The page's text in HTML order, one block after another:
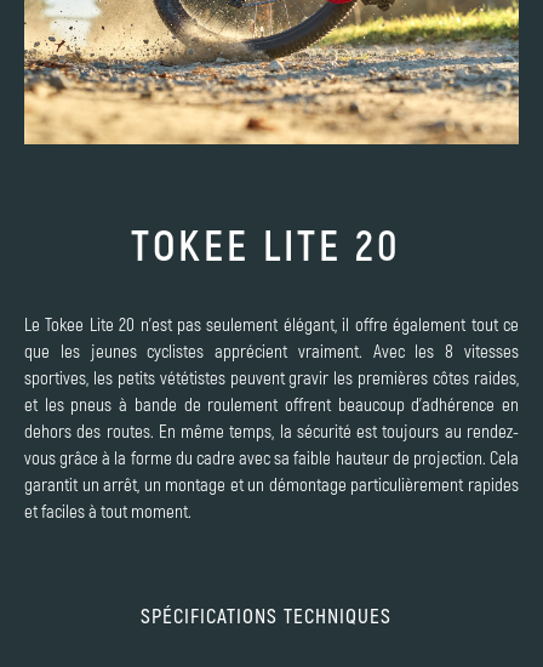
TOKEE LITE 20
Le Tokee Lite 20 n'est pas seulement élégant, il offre également tout ce
que les jeunes cyclistes apprécient vraiment. Avec les 8 vitesses
sportives, les petits vététistes peuvent gravir les premières côtes raides,
et les pneus à bande de roulement offrent beaucoup d'adhérence en
dehors des routes. En même temps, la sécurité est toujours au rendez-
vous grâce à la forme du cadre avec sa faible hauteur de projection. Cela
garantit un arrêt, un montage et un démontage particulièrement rapides
et faciles à tout moment.
SPÉCIFICATIONS TECHNIQUES